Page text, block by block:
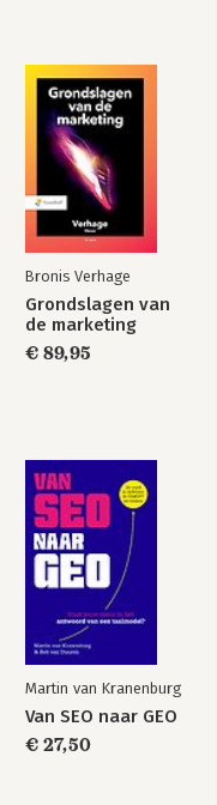
Bronis Verhage
Grondslagen van
de marketing
€ 89,95
Martin van Kranenburg
Van SEO naar GEO
€ 27,50